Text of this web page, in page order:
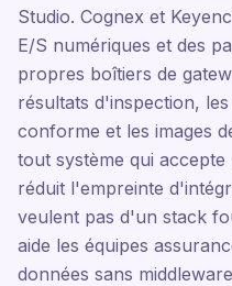
Studio. Cognex et
E/S numériques et des
propres boîtiers de
résultats d'inspection,
conforme et les images
tout système qui
réduit l'empreinte
veulent pas d'un stack
aide les équipes
données sans